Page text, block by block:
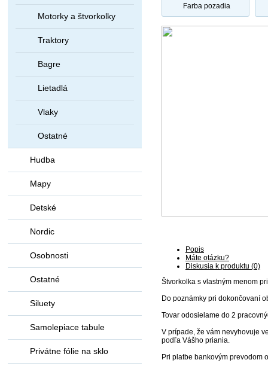
Farba pozadia
Popis
Máte otázku?
Diskusia k produktu (0)
Štvorkolka s vlastným menom
Do poznámky pri dokončovaní
Tovar odosielame do 2
V prípade, že vám nevyhovuje
podľa Vášho priania.
Pri platbe bankovým prevodom
Motorky a štvorkolky
Traktory
Bagre
Lietadlá
Vlaky
Ostatné
Hudba
Mapy
Detské
Nordic
Osobnosti
Ostatné
Siluety
Samolepiace tabule
Privátne fólie na sklo